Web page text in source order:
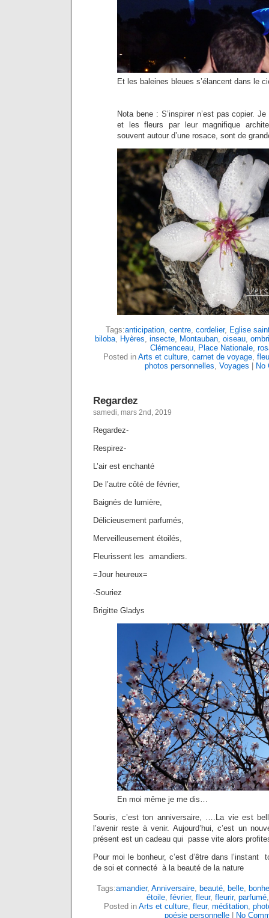
Et les baleines bleues s’élancent dans le
Nota bene : S’inspirer n’est pas copier.
et les fleurs par leur magnifique
souvent autour d’une rosace, sont de
Tags:anticipation, centre, cordelier, Eglise
biloba, Hyères, insecte, Montauban, oiseau,
Clémenceau, Place Nationale,
Posted in Arts et culture, carnet de voyage,
photos personnelles, Voyages No
Regardez
samedi, mars 2nd, 2019
Regardez-
Respirez-
L’air est enchanté
De l’autre côté de février,
Baignés de lumière,
Délicieusement parfumés,
Merveilleusement étoilés,
Fleurissent les amandiers.
=Jour heureux=
-Souriez
Brigitte Gladys
En moi même je me dis…
Souris, c’est ton anniversaire, ….La vie est
l’avenir reste à venir. Aujourd’hui, c’est un
présent est un cadeau qui passe vite alors
Pour moi le bonheur, c’est d’être dans l’instant
de soi et connecté à la beauté de la nature
Tags:amandier, Anniversaire beauté belle
étoile février, fleur, fleurir, parfumé
Posted in Arts et culture fleur, méditation
poésie personnelle| No